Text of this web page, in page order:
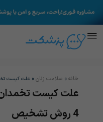
خانه » سلامت زنان » علت کیست
علت کیست
4 روش تشخیص